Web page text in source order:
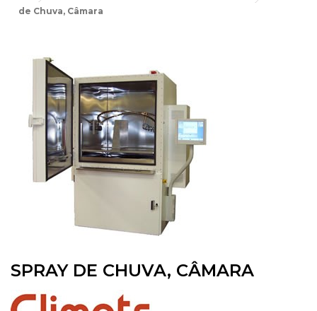
de Chuva, Câmara
SPRAY DE CHUVA, CÂMARA